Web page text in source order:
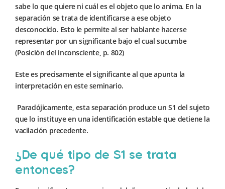
sabe lo que quiere ni cuál es el objeto que lo anima. En la
separación se trata de identificarse a ese objeto
desconocido. Esto le permite al ser hablante hacerse
representar por un significante bajo el cual sucumbe
(Posición del inconsciente, p. 802)
Este es precisamente el significante al que apunta la
interpretación en este seminario.
Paradójicamente, esta separación produce un S1 del sujeto
que lo instituye en una identificación estable que detiene la
vacilación precedente.
¿De qué tipo de S1 se trata
entonces?